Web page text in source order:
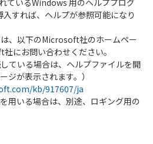
すれば、ヘルプが参照可能になり
、以下のMicrosoft社のホームペー
にお問い合わせください。
ている場合は、ヘルプファイルを開
ジが表示されます。）
kb/917607/ja
用いる場合は、別途、ロギング用の